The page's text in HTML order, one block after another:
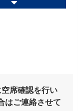
席確認を行い
はご連絡させて